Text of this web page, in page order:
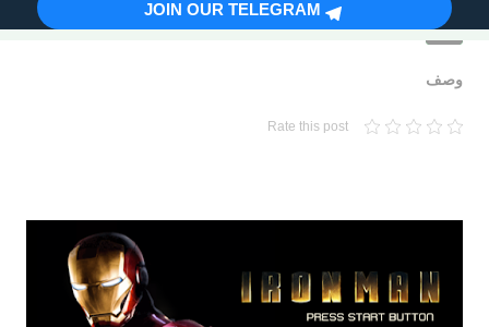
وصف
Rate this post